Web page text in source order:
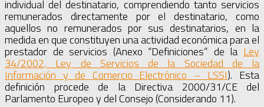
individual del destinatario, comprendiendo tanto servicios
remunerados directamente por el destinatario, como
aquellos no remunerados por sus destinatarios, en la
medida en que constituyen una actividad económica para el
prestador de servicios (Anexo “Definiciones” de la Ley
34/2002, Ley de Servicios de la Sociedad de la
Información y de Comercio Electrónico – LSSI). Esta
definición procede de la Directiva 2000/31/CE del
Parlamento Europeo y del Consejo (Considerando 11).